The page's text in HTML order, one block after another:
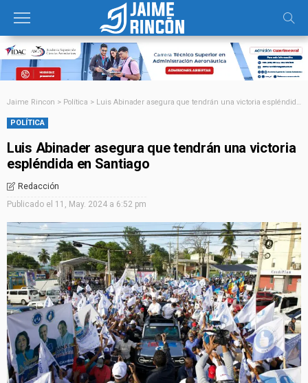
Jaime Rincon > Política > Luis Abinader asegura que tendrán una victoria espléndida en Santiago
POLÍTICA
Luis Abinader asegura que tendrán una victoria
espléndida en Santiago
Redacción
Publicado el 11, May. 2024 a 6:52 pm